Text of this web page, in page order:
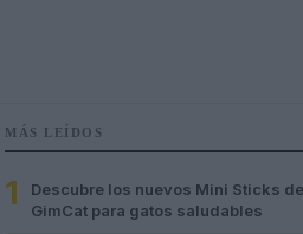
MÁS LEÍDOS
1
Descubre los nuevos Mini Sticks de
GimCat para gatos saludables